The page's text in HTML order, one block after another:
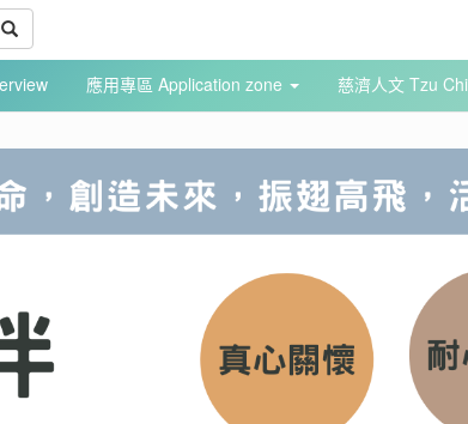
應用專區 Application zone 慈濟人文 Tzu